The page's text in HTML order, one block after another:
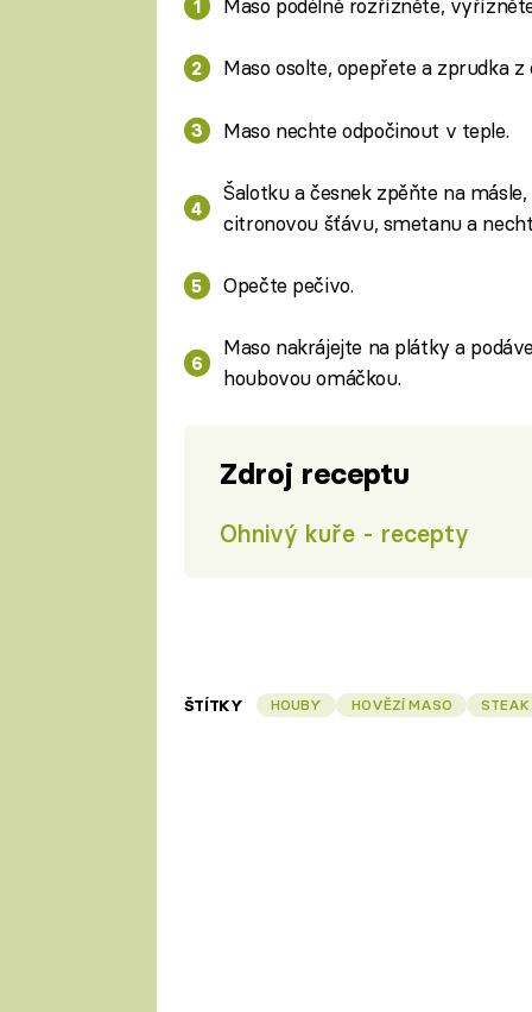
Maso podélně rozřízněte,
Maso osolte, opepřete a zprudka
Maso nechte odpočinout v teple.
Šalotku a česnek zpěňte na
citronovou šťávu, smetanu a
Opečte pečivo.
Maso nakrájejte na plátky a
houbovou omáčkou.
Zdroj receptu
Ohnivý kuře - recepty
ŠTÍTKY HOUBY HOVĚZÍ MASO STEAK